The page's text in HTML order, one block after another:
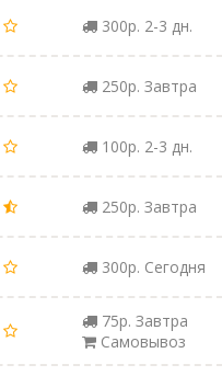
300р. 2-3 дн.
250р. Завтра
100р. 2-3 дн.
250р. Завтра
300р. Сегодня
75р. Завтра
Самовывоз